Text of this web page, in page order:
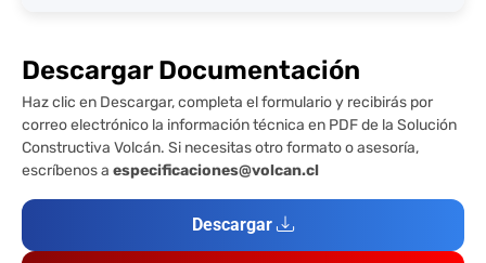
Descargar Documentación
Haz clic en Descargar, completa el formulario y recibirás por
correo electrónico la información técnica en PDF de la Solución
Constructiva Volcán. Si necesitas otro formato o asesoría,
escríbenos a especificaciones@volcan.cl
Descargar